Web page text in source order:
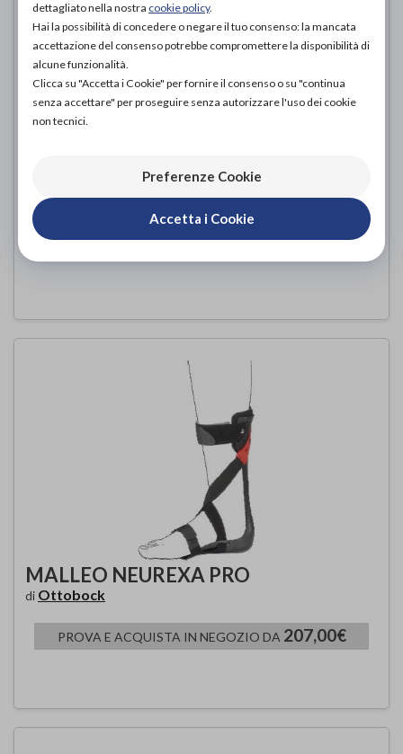
diRo+ten
69,00€
MALLEO NEUREXA PRO
di Ottobock
PROVA E ACQUISTA IN NEGOZIO DA 207,00€
dettagliato nella nostra cookie policy.
Hai la possibilità di concedere o negare il tuo consenso: la mancata
accettazione del consenso potrebbe compromettere la disponibilità di
alcune funzionalità.
Clicca su "Accetta i Cookie" per fornire il consenso o su "continua
senza accettare" per proseguire senza autorizzare l'uso dei cookie
non tecnici.
Preferenze Cookie
Accetta i Cookie